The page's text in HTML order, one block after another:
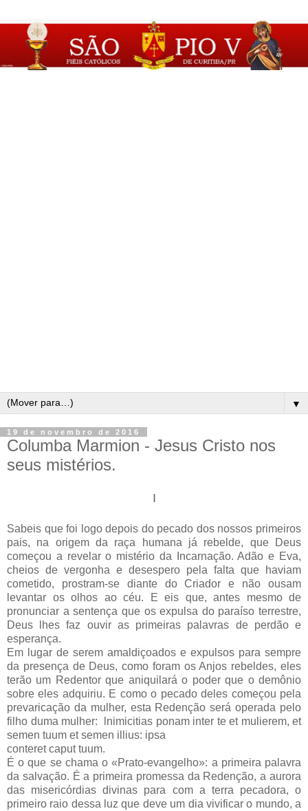
▼
19 de novembro de 2016
Columba Marmion - Jesus Cristo nos
seus mistérios.
I
Sabeis que foi logo depois do pecado dos nossos primeiros
pais, na origem da raça humana já rebelde, que Deus
começou a revelar o mistério da Incarnação. Adão e Eva,
cheios de vergonha e desespero pela falta que haviam
cometido, prostram-se diante do Criador e não ousam
levantar os olhos ao céu. E eis que, antes mesmo de
pronunciar a sentença que os expulsa do paraíso terrestre,
Deus lhes faz ouvir as primeiras palavras de perdão e
esperança.
Em lugar de serem amaldiçoados e expulsos para sempre
da presença de Deus, como foram os Anjos rebeldes, eles
terão um Redentor que aniquilará o poder que o demônio
sobre eles adquiriu. E como o pecado deles começou pela
prevaricação da mulher, esta Redenção será operada pelo
filho duma mulher: lnimicitias ponam inter te et mulierem, et
semen tuum et semen illius: ipsa
conteret caput tuum.
É o que se chama o «Prato-evangelho»: a primeira palavra
da salvação. É a primeira promessa da Redenção, a aurora
das misericórdias divinas para com a terra pecadora, o
primeiro raio dessa luz que deve um dia vivificar o mundo, a